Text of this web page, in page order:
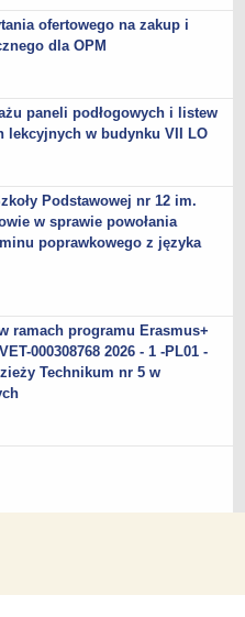
ofertowego na zakup i
dla OPM
paneli podłogowych i listew
lekcyjnych w budynku VII LO
Podstawowej nr 12 im.
w sprawie powołania
poprawkowego z języka
ramach programu Erasmus+
000308768 2026 - 1 -PL01 -
Technikum nr 5 w